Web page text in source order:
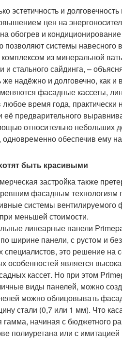
эстетичность и
цен на
обогрев и
позволяют системы
из минеральной
и стального сайдинга, –
же надёжно и долговечно, как и
фасадные кассеты,
время года,
её предварительного
относительно небольших
одновременно обеспечив ему
быть красивыми
застройка также
фасадным технологиям
системы вентилируемого
меньшей стоимости.
линеарные панели
ширине панели, с рустом и
специалистов, это решение на
особенностей является
кассет. Но при этом
виды панелей, можно
можно облицовывать
стали (0,7 или 1 мм). Что
начиная с бюджетного
полиуретана или с